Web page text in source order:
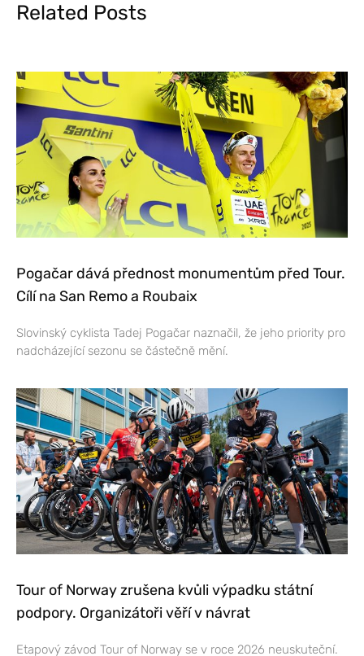
Related Posts
Pogačar dává přednost monumentům před Tour.
Cílí na San Remo a Roubaix
Slovinský cyklista Tadej Pogačar naznačil, že jeho priority pro
nadcházející sezonu se částečně mění.
Tour of Norway zrušena kvůli výpadku státní
podpory. Organizátoři věří v návrat
Etapový závod Tour of Norway se v roce 2026 neuskuteční.